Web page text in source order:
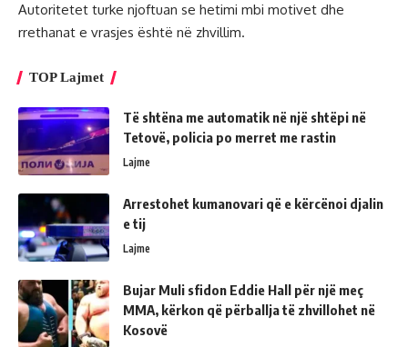
Autoritetet turke njoftuan se hetimi mbi motivet dhe
rrethanat e vrasjes është në zhvillim.
TOP Lajmet
Të shtëna me automatik në një shtëpi në
Tetovë, policia po merret me rastin
Lajme
Arrestohet kumanovari që e kërcënoi djalin
e tij
Lajme
Bujar Muli sfidon Eddie Hall për një meç
MMA, kërkon që përballja të zhvillohet në
Kosovë